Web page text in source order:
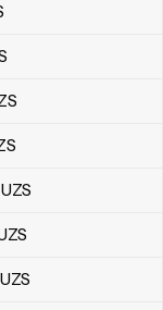
UZS
UZS